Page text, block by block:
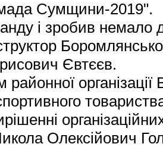
Сумщини-2019".
і зробив немало
Євтєєв.
організації
Олексійович